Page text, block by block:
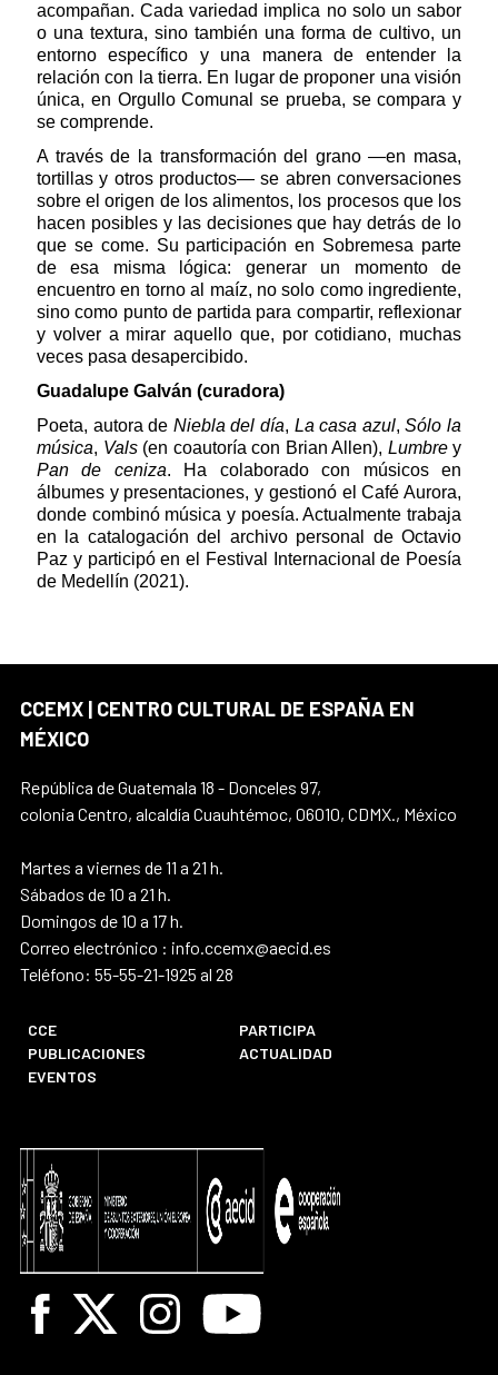
acompañan. Cada variedad implica no solo un sabor
o una textura, sino también una forma de cultivo, un
entorno específico y una manera de entender la
relación con la tierra. En lugar de proponer una visión
única, en Orgullo Comunal se prueba, se compara y
se comprende.
A través de la transformación del grano —en masa,
tortillas y otros productos— se abren conversaciones
sobre el origen de los alimentos, los procesos que los
hacen posibles y las decisiones que hay detrás de lo
que se come. Su participación en Sobremesa parte
de esa misma lógica: generar un momento de
encuentro en torno al maíz, no solo como ingrediente,
sino como punto de partida para compartir, reflexionar
y volver a mirar aquello que, por cotidiano, muchas
veces pasa desapercibido.
Guadalupe Galván (curadora)
Poeta, autora de Niebla del día, La casa azul,Sólo la
música, Vals(en coautoría con Brian Allen), Lumbrey
Pan de ceniza. Ha colaborado con músicos en
álbumes y presentaciones, y gestionó el Café Aurora,
donde combinó música y poesía. Actualmente trabaja
en la catalogación del archivo personal de Octavio
Paz y participó en el Festival Internacional de Poesía
de Medellín (2021).
CCEMX | CENTRO CULTURAL DE ESPAÑA EN
MÉXICO
República de Guatemala 18 - Donceles 97,
colonia Centro, alcaldía Cuauhtémoc, 06010, CDMX., México
Martes a viernes de 11 a 21 h.
Sábados de 10 a 21 h.
Domingos de 10 a 17 h.
Correo electrónico : info.ccemx@aecid.es
Teléfono: 55-55-21-1925 al 28
CCE
PARTICIPA
PUBLICACIONES
ACTUALIDAD
EVENTOS
Facebook
X InstagramYoutube